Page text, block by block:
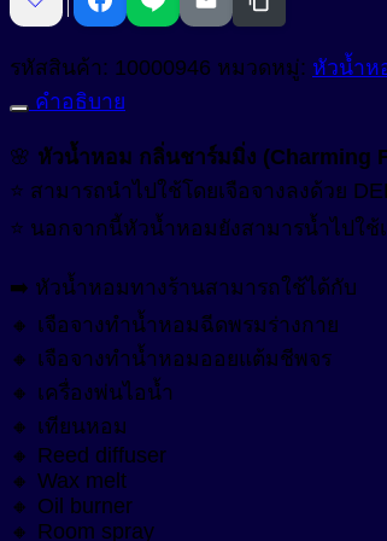
Anionic Surfactant
Non-ionic Surfactant
สารปรับความนุ่มลื่น (Conditioning Agent)
สารปรับเนื้อสัมผัสเนียนนุ่ม (Smoothness)
Cream Base (Emulsifier Wax)
O/W Emulsifier
W/O Emulsifier
W/Si Emulsifier
สารสร้างฟิล์ม (Film Forming Agent)
สารสร้างเนื้อมุก (Pearlizing Agent)
สารหล่อลื่น (Lubricant)
สารออกฤทธิ์ (Active)
Anti Acne
Anti Stress Repair
Anti- inflammatory
Anti-Aging Agent
สารออกฤทธิ์ทางชีวภาพ (Bio Actives)
สารเพิ่มการละลาย (Solubilizer)
สารเพิ่มความข้น (Thickerner)
มิ่ง
(Charming
Fragrance)
กลิ่น
หอม
มวล
น้ำมัน
สกัด
ของ
ผล
ไม้
นานา
ชนิด
ผสม
รหัสสินค้า: 10000946 หมวดหมู่: หัวน้ำห
คำอธิบาย
🌸 หัวน้ำหอม กลิ่นชาร์มมิ่ง (Charming
⭐ สามารถนำไปใช้โดยเจือจางลงด้วย
⭐ นอกจากนี้หัวน้ำหอมยังสามารน้ำไปใ
➡️ หัวน้ำหอมทางร้านสามารถใช้ได้กับ
🔸 เจือจางทำน้ำหอมฉีดพรมร่างกาย
🔸 เจือจางทำน้ำหอมออยแต้มชีพจร
🔸 เครื่องพ่นไอน้ำ
🔸 เทียนหอม
🔸 Reed diffuser
🔸 Wax melt
🔸 Oil burner
🔸 Room spray